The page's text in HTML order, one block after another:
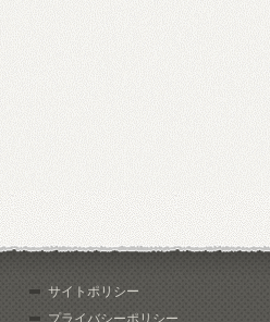
サイトポリシー
プライバシーポリシー